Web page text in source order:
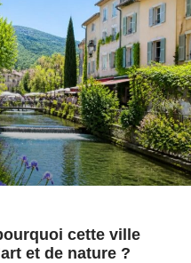
cette ville
et de nature ?